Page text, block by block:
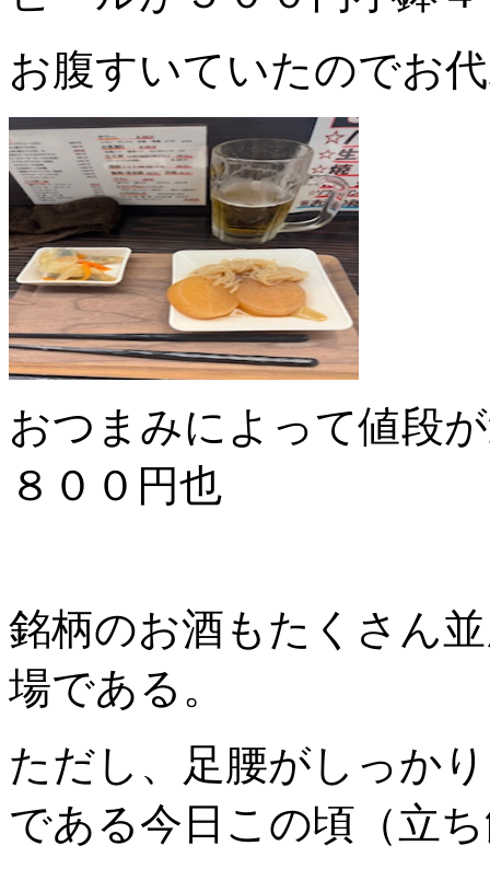
お腹すいていたのでお
おつまみによって値段
８００円也
銘柄のお酒もたくさん
場である。
ただし、足腰がしっか
である今日この頃（立